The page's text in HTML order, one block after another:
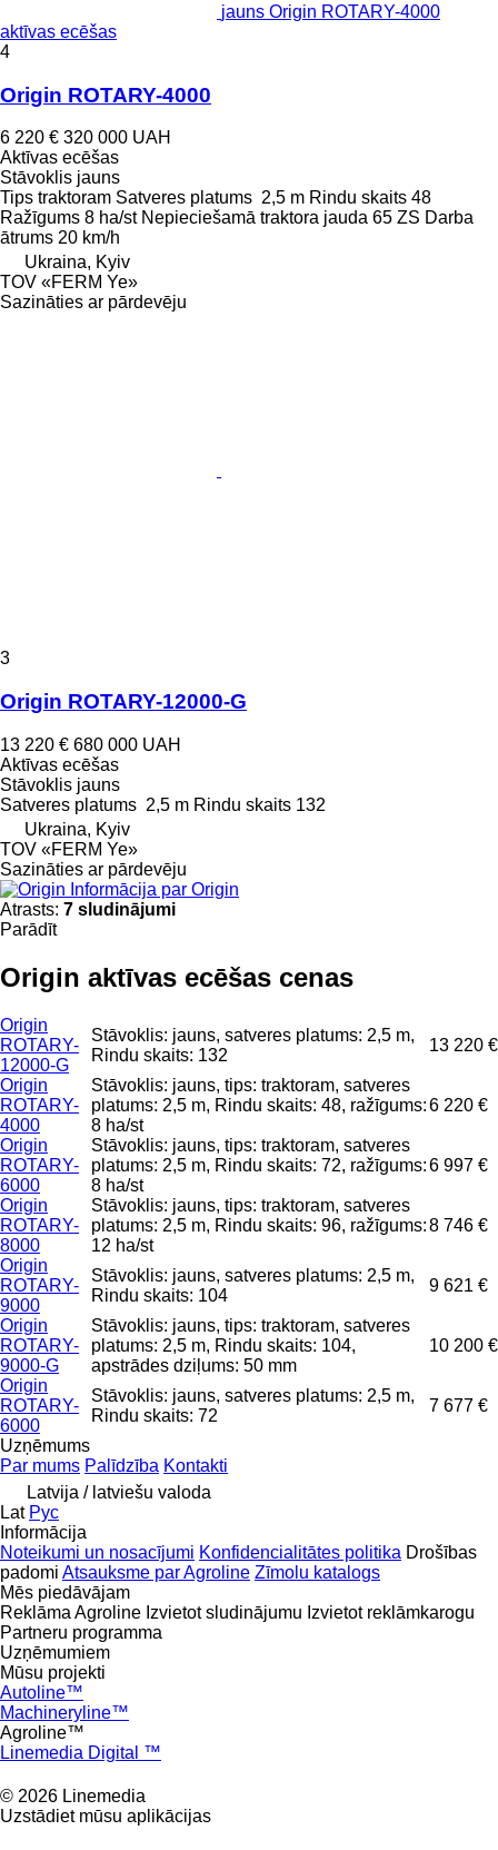
jauns Origin ROTARY-4000
aktīvas ecēšas
4
Origin ROTARY-4000
6 220 € 320 000 UAH
Aktīvas ecēšas
Stāvoklis jauns
Tips traktoram Satveres platums 2,5 m Rindu skaits 48
Ražīgums 8 ha/st Nepieciešamā traktora jauda 65 ZS Darba
ātrums 20 km/h
Ukraina, Kyiv
TOV «FERM Ye»
Sazināties ar pārdevēju
3
Origin ROTARY-12000-G
13 220 € 680 000 UAH
Aktīvas ecēšas
Stāvoklis jauns
Satveres platums 2,5 m Rindu skaits 132
Ukraina, Kyiv
TOV «FERM Ye»
Sazināties ar pārdevēju
Informācija par Origin
Atrasts: 7 sludinājumi
Parādīt
Origin aktīvas ecēšas cenas
Origin
ROTARY-
12000-G
Stāvoklis: jauns, satveres platums: 2,5 m,
Rindu skaits: 132
13 220 €
Origin
ROTARY-
4000
Stāvoklis: jauns, tips: traktoram, satveres
platums: 2,5 m, Rindu skaits: 48, ražīgums:
8 ha/st
6 220 €
Origin
ROTARY-
6000
Stāvoklis: jauns, tips: traktoram, satveres
platums: 2,5 m, Rindu skaits: 72, ražīgums:
8 ha/st
6 997 €
Origin
ROTARY-
8000
Stāvoklis: jauns, tips: traktoram, satveres
platums: 2,5 m, Rindu skaits: 96, ražīgums:
12 ha/st
8 746 €
Origin
ROTARY-
9000
Stāvoklis: jauns, satveres platums: 2,5 m,
Rindu skaits: 104
9 621 €
Origin
ROTARY-
9000-G
Stāvoklis: jauns, tips: traktoram, satveres
platums: 2,5 m, Rindu skaits: 104,
apstrādes dziļums: 50 mm
10 200 €
Origin
ROTARY-
6000
Stāvoklis: jauns, satveres platums: 2,5 m,
Rindu skaits: 72
7 677 €
Uzņēmums
Par mums Palīdzība Kontakti
Latvija / latviešu valoda
Lat Рус
Informācija
Noteikumi un nosacījumi Konfidencialitātes politika Drošības
padomi Atsauksme par Agroline Zīmolu katalogs
Mēs piedāvājam
Reklāma Agroline Izvietot sludinājumu Izvietot reklāmkarogu
Partneru programma
Uzņēmumiem
Mūsu projekti
Autoline™
Machineryline™
Agroline™
Linemedia Digital ™
© 2026 Linemedia
Uzstādiet mūsu aplikācijas